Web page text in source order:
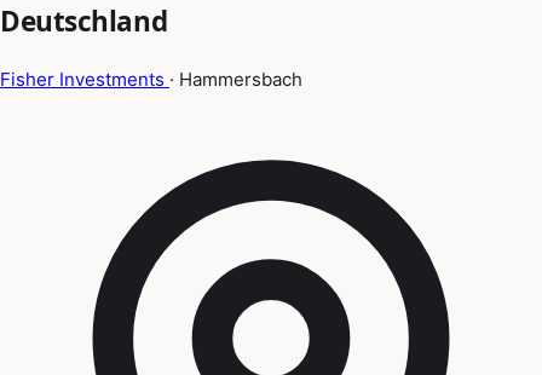
Deutschland
Fisher Investments · Hammersbach